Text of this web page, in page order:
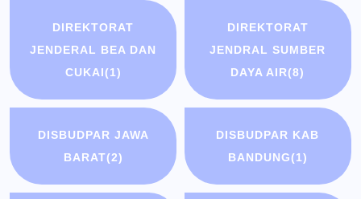
DIREKTORAT
JENDERAL BEA DAN
CUKAI(1)
DIREKTORAT
JENDRAL SUMBER
DAYA AIR(8)
DISBUDPAR JAWA
BARAT(2)
DISBUDPAR KAB
BANDUNG(1)